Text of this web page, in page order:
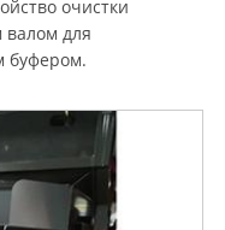
очистки
для
буфером.